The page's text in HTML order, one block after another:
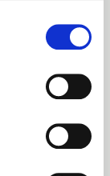
wetten die
de inhoud